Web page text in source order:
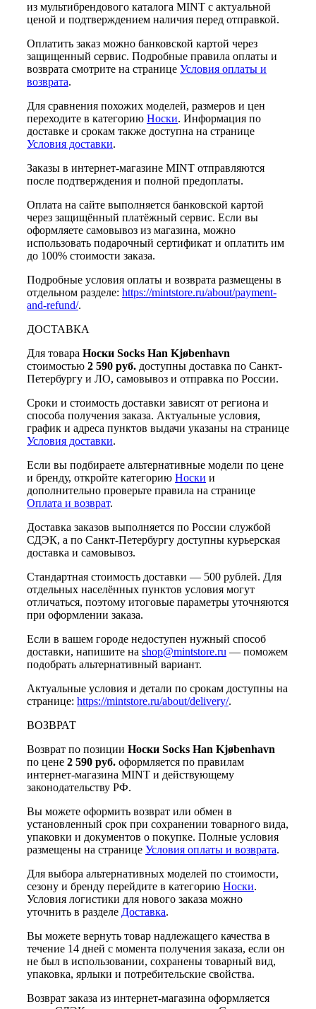
из мультибрендового каталога MINT с актуальной
ценой и подтверждением наличия перед отправкой.
Оплатить заказ можно банковской картой через
защищенный сервис. Подробные правила оплаты и
возврата смотрите на странице Условия оплаты и
возврата.
Для сравнения похожих моделей, размеров и цен
переходите в категорию Носки. Информация по
доставке и срокам также доступна на странице
Условия доставки.
Заказы в интернет-магазине MINT отправляются
после подтверждения и полной предоплаты.
Оплата на сайте выполняется банковской картой
через защищённый платёжный сервис. Если вы
оформляете самовывоз из магазина, можно
использовать подарочный сертификат и оплатить им
до 100% стоимости заказа.
Подробные условия оплаты и возврата размещены в
отдельном разделе: https://mintstore.ru/about/payment-
and-refund/.
ДОСТАВКА
Для товара Носки Socks Han Kjøbenhavn
стоимостью 2 590 руб. доступны доставка по Санкт-
Петербургу и ЛО, самовывоз и отправка по России.
Сроки и стоимость доставки зависят от региона и
способа получения заказа. Актуальные условия,
график и адреса пунктов выдачи указаны на странице
Условия доставки.
Если вы подбираете альтернативные модели по цене
и бренду, откройте категорию Носки и
дополнительно проверьте правила на странице
Оплата и возврат.
Доставка заказов выполняется по России службой
СДЭК, а по Санкт-Петербургу доступны курьерская
доставка и самовывоз.
Стандартная стоимость доставки — 500 рублей. Для
отдельных населённых пунктов условия могут
отличаться, поэтому итоговые параметры уточняются
при оформлении заказа.
Если в вашем городе недоступен нужный способ
доставки, напишите на shop@mintstore.ru — поможем
подобрать альтернативный вариант.
Актуальные условия и детали по срокам доступны на
странице: https://mintstore.ru/about/delivery/.
ВОЗВРАТ
Возврат по позиции Носки Socks Han Kjøbenhavn
по цене 2 590 руб. оформляется по правилам
интернет-магазина MINT и действующему
законодательству РФ.
Вы можете оформить возврат или обмен в
установленный срок при сохранении товарного вида,
упаковки и документов о покупке. Полные условия
размещены на странице Условия оплаты и возврата.
Для выбора альтернативных моделей по стоимости,
сезону и бренду перейдите в категорию Носки.
Условия логистики для нового заказа можно
уточнить в разделе Доставка.
Вы можете вернуть товар надлежащего качества в
течение 14 дней с момента получения заказа, если он
не был в использовании, сохранены товарный вид,
упаковка, ярлыки и потребительские свойства.
Возврат заказа из интернет-магазина оформляется